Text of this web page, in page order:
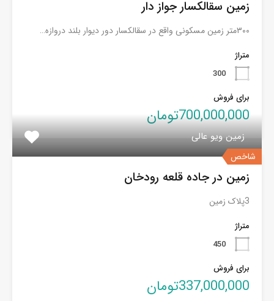
زمین سقالکسار جواز دار
۳۰۰متر زمین مسکونی واقع در سقالکسار دور دیوار بلند دروازه…
متراژ
300
برای فروش
700,000,000تومان
شاخص
زمین ویو عالی
زمین در جاده قلعه رودخان
3پلاک زمین
متراژ
450
برای فروش
337,000,000تومان